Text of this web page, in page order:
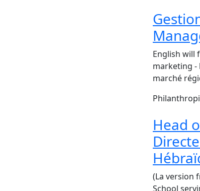
English will
marketing -
marché
Head
(La version
School